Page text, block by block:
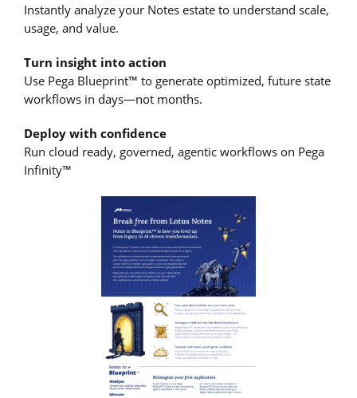
Instantly analyze your Notes estate to understand scale,
usage, and value.
Turn insight into action
Use Pega Blueprint™ to generate optimized, future state
workflows in days—not months.
Deploy with confidence
Run cloud ready, governed, agentic workflows on Pega
Infinity™